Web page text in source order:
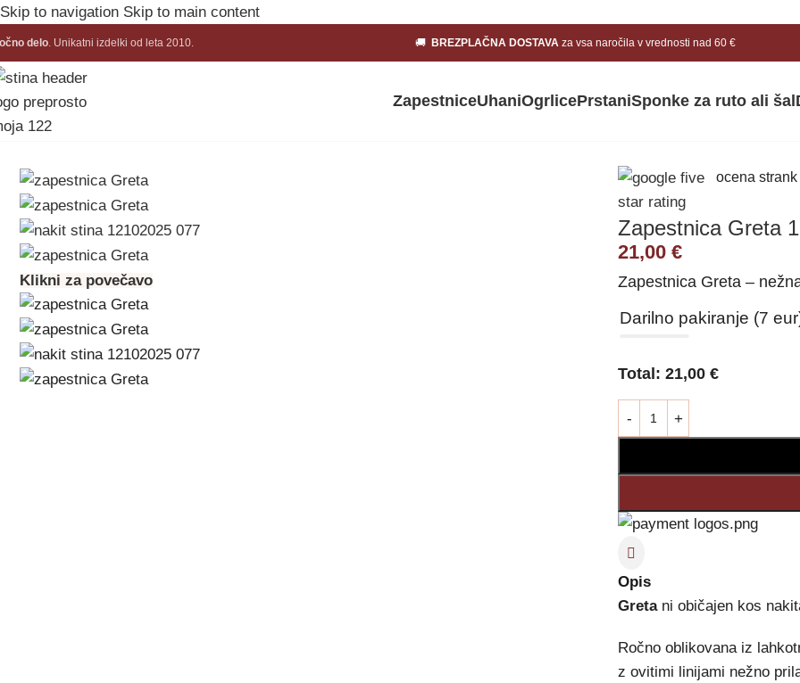
Skip to navigation Skip to main content
delo. Unikatni izdelki od leta 2010. 🚚 BREZPLAČNA DOSTAVA za vsa naročila v vrednosti nad 60 €
ZapestniceUhaniOgrlicePrstaniSponke za ruto ali šal
Domov/Zapestnice
Klikni za povečavo
ocena strank
Zapestnica Greta 1
21,00 €
Zapestnica Greta –
Darilno pakiranje (7
Total: 21,00 €
Opis
Gretani običajen kos
Ročno oblikovana iz
z ovitimi linijami nežno